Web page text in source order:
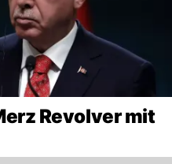
Revolver mit